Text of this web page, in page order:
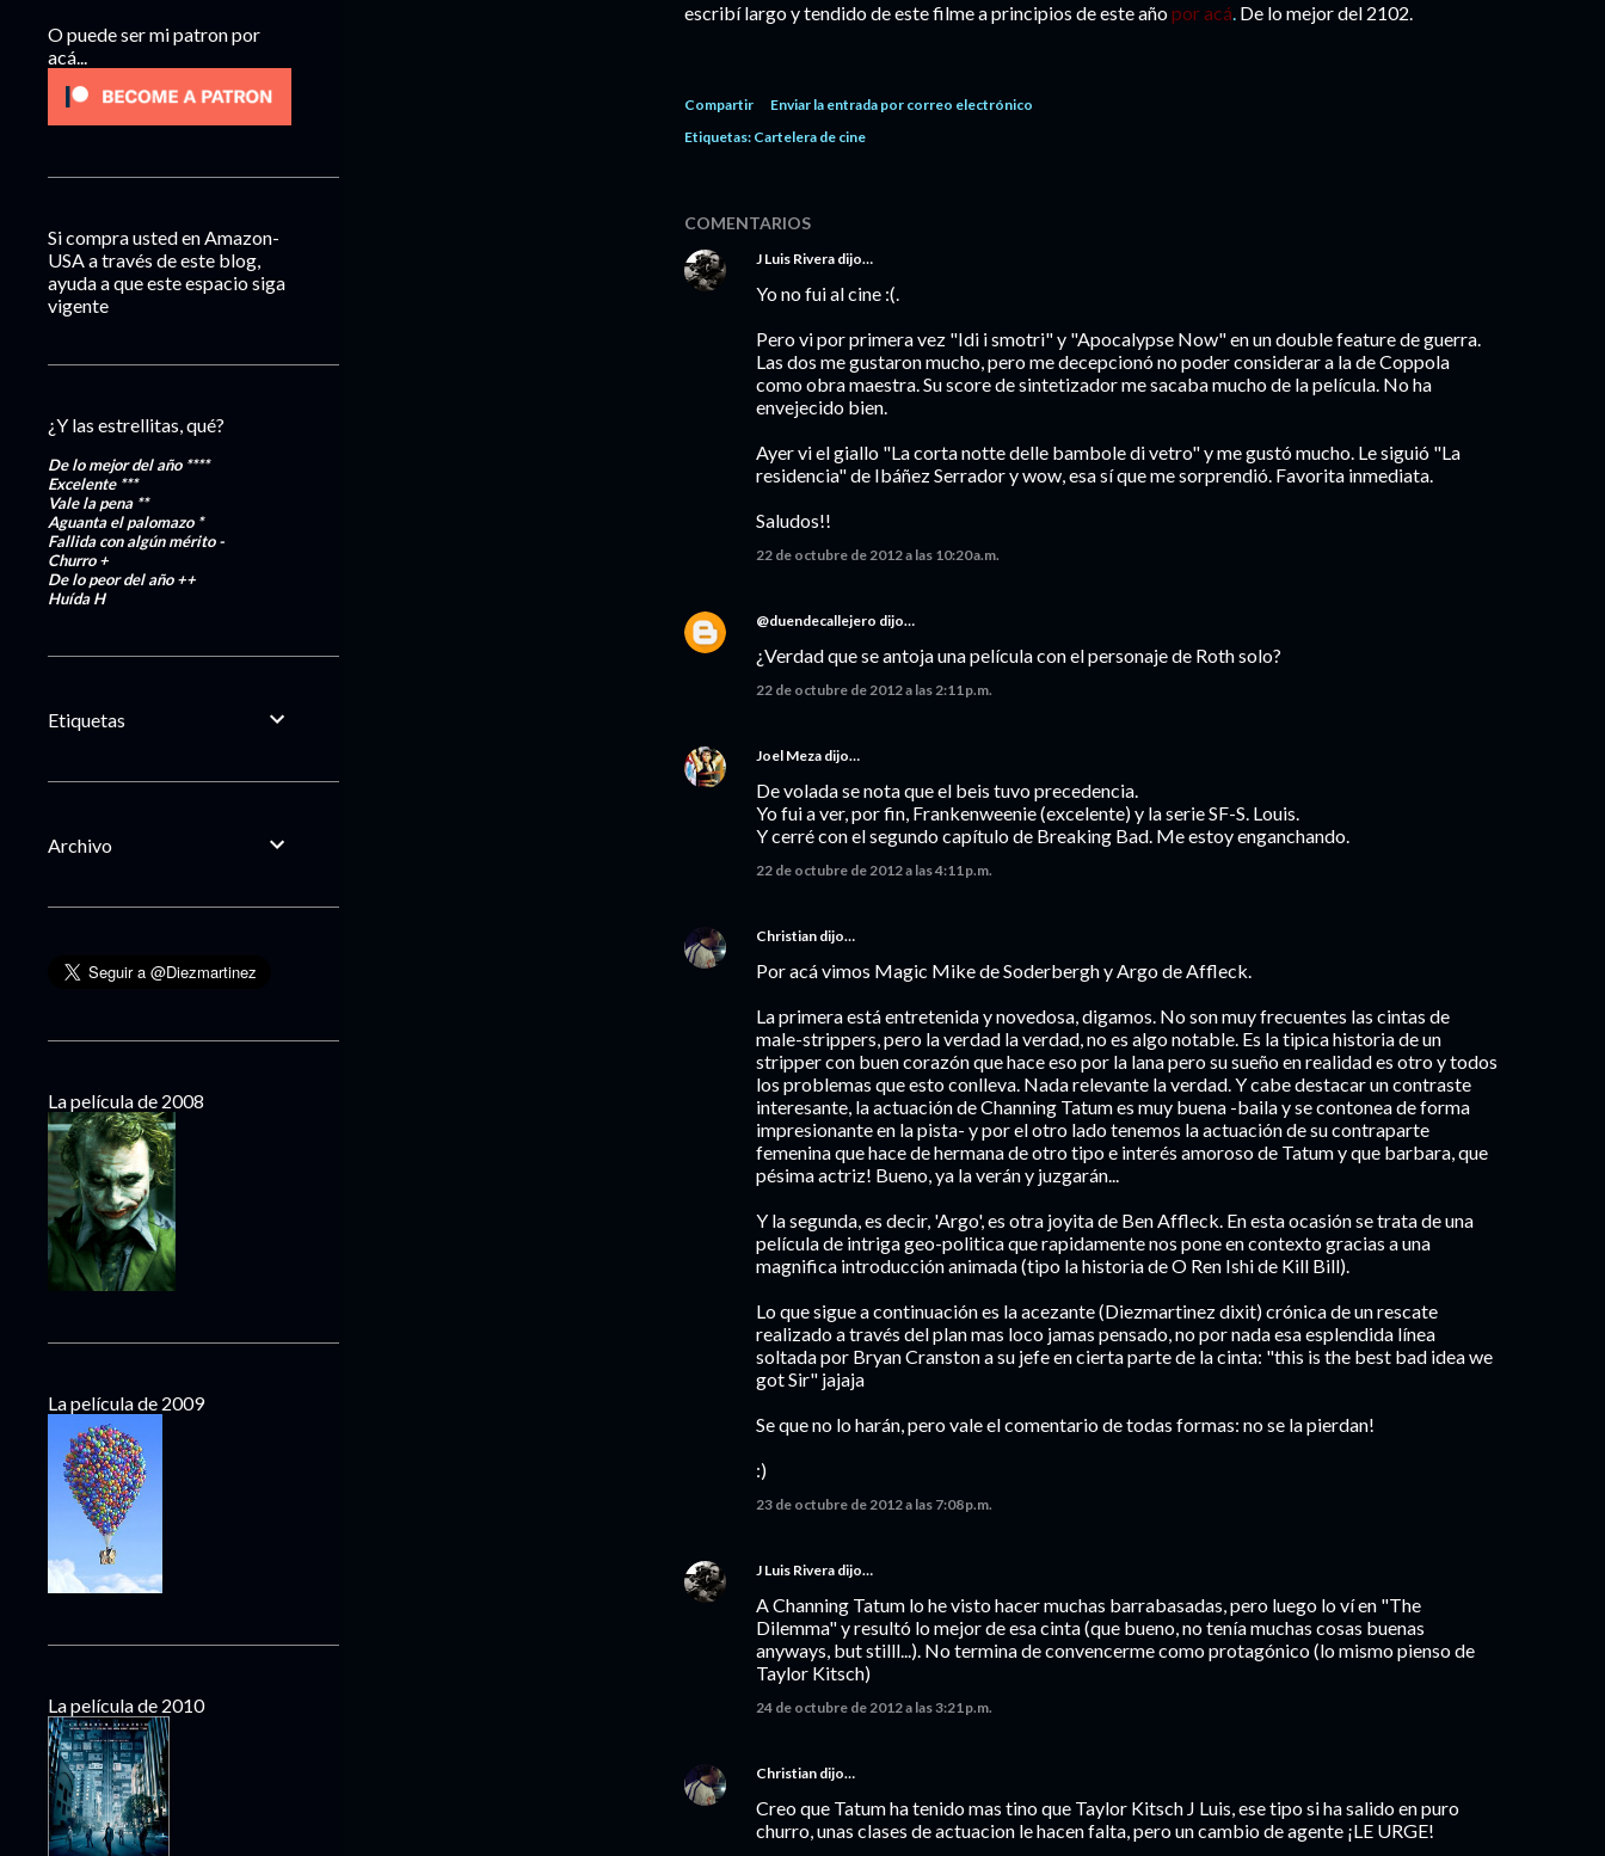
escribí largo y tendido de este filme a principios de este añopor acá. De lo mejor del 2102.
Compartir
Enviar la entrada por correo electrónico
Etiquetas: Cartelera de cine
COMENTARIOS
J Luis Rivera dijo…
Yo no fui al cine :(.
Pero vi por primera vez "Idi i smotri" y "Apocalypse Now" en un double feature de guerra.
Las dos me gustaron mucho, pero me decepcionó no poder considerar a la de Coppola
como obra maestra. Su score de sintetizador me sacaba mucho de la película. No ha
envejecido bien.
Ayer vi el giallo "La corta notte delle bambole di vetro" y me gustó mucho. Le siguió "La
residencia" de Ibáñez Serrador y wow, esa sí que me sorprendió. Favorita inmediata.
Saludos!!
22 de octubre de 2012 a las 10:20 a.m.
@duendecallejero dijo…
¿Verdad que se antoja una película con el personaje de Roth solo?
22 de octubre de 2012 a las 2:11 p.m.
Joel Meza dijo…
De volada se nota que el beis tuvo precedencia.
Yo fui a ver, por fin, Frankenweenie (excelente) y la serie SF-S. Louis.
Y cerré con el segundo capítulo de Breaking Bad. Me estoy enganchando.
22 de octubre de 2012 a las 4:11 p.m.
Christian dijo…
Por acá vimos Magic Mike de Soderbergh y Argo de Affleck.
La primera está entretenida y novedosa, digamos. No son muy frecuentes las cintas de
male-strippers, pero la verdad la verdad, no es algo notable. Es la tipica historia de un
stripper con buen corazón que hace eso por la lana pero su sueño en realidad es otro y todos
los problemas que esto conlleva. Nada relevante la verdad. Y cabe destacar un contraste
interesante, la actuación de Channing Tatum es muy buena -baila y se contonea de forma
impresionante en la pista- y por el otro lado tenemos la actuación de su contraparte
femenina que hace de hermana de otro tipo e interés amoroso de Tatum y que barbara, que
pésima actriz! Bueno, ya la verán y juzgarán...
Y la segunda, es decir, 'Argo', es otra joyita de Ben Affleck. En esta ocasión se trata de una
película de intriga geo-politica que rapidamente nos pone en contexto gracias a una
magnifica introducción animada (tipo la historia de O Ren Ishi de Kill Bill).
Lo que sigue a continuación es la acezante (Diezmartinez dixit) crónica de un rescate
realizado a través del plan mas loco jamas pensado, no por nada esa esplendida línea
soltada por Bryan Cranston a su jefe en cierta parte de la cinta: "this is the best bad idea we
got Sir" jajaja
Se que no lo harán, pero vale el comentario de todas formas: no se la pierdan!
:)
23 de octubre de 2012 a las 7:08 p.m.
J Luis Rivera dijo…
A Channing Tatum lo he visto hacer muchas barrabasadas, pero luego lo ví en "The
Dilemma" y resultó lo mejor de esa cinta (que bueno, no tenía muchas cosas buenas
anyways, but stilll...). No termina de convencerme como protagónico (lo mismo pienso de
Taylor Kitsch)
24 de octubre de 2012 a las 3:21 p.m.
Christian dijo…
Creo que Tatum ha tenido mas tino que Taylor Kitsch J Luis, ese tipo si ha salido en puro
churro, unas clases de actuacion le hacen falta, pero un cambio de agente ¡LE URGE!
O puede ser mi patron por
acá...
Si compra usted en Amazon-
USA a través de este blog,
ayuda a que este espacio siga
vigente
¿Y las estrellitas, qué?
De lo mejor del año ****
Excelente***
Vale la pena **
Aguanta el palomazo *
Fallida con algún mérito-
Churro+
De lo peor del año++
HuídaH
Etiquetas
Archivo
La película de 2008
La película de 2009
La película de 2010